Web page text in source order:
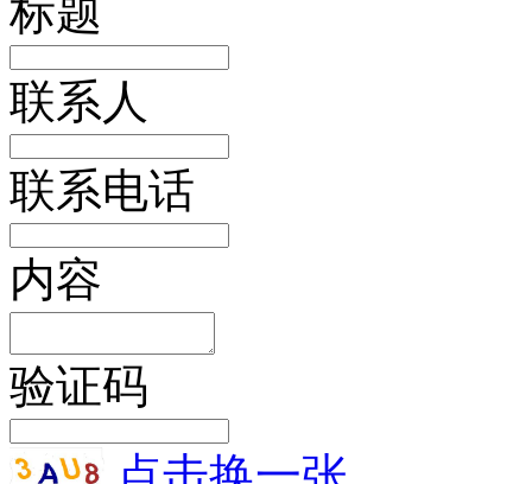
标题
联系人
联系电话
内容
验证码